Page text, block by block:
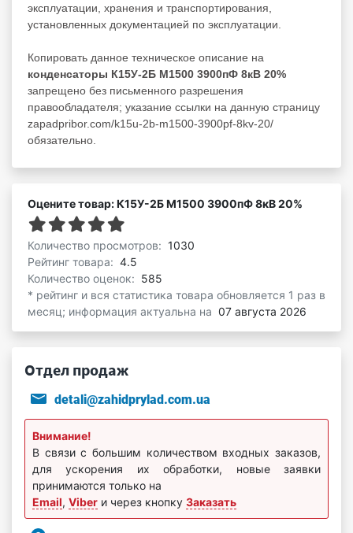
эксплуатации, хранения и транспортирования,
установленных документацией по эксплуатации.
Копировать данное техническое описание на
конденсаторы К15У-2Б М1500 3900пФ 8кВ 20%
запрещено без письменного разрешения
правообладателя; указание ссылки на данную страницу
zapadpribor.com/k15u-2b-m1500-3900pf-8kv-20/
обязательно.
Оцените товар: К15У-2Б М1500 3900пФ 8кВ 20%
Количество просмотров: 1030
Рейтинг товара: 4.5
Количество оценок: 585
* рейтинг и вся статистика товара обновляется 1 раз в
месяц; информация актуальна на 07 августа 2026
Отдел продаж
detali@zahidprylad.com.ua
Внимание!
В связи с большим количеством входных заказов,
для ускорения их обработки, новые заявки
принимаются только на
Email, Viber и через кнопку Заказать